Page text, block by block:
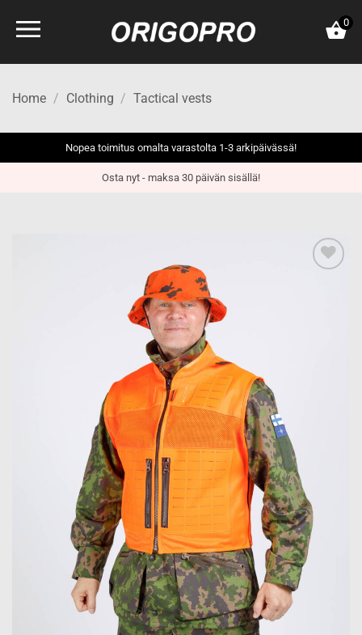
0
Home / Clothing / Tactical vests
Nopea toimitus omalta varastolta 1-3 arkipäivässä!
Osta nyt - maksa 30 päivän sisällä!